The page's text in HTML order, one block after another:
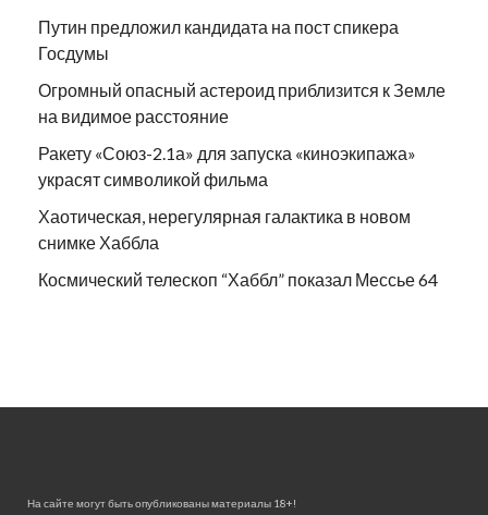
Путин предложил кандидата на пост спикера
Госдумы
Огромный опасный астероид приблизится к Земле
на видимое расстояние
Ракету «Союз-2.1а» для запуска «киноэкипажа»
украсят символикой фильма
Хаотическая, нерегулярная галактика в новом
снимке Хаббла
Космический телескоп “Хаббл” показал Мессье 64
На сайте могут быть опубликованы материалы 18+!